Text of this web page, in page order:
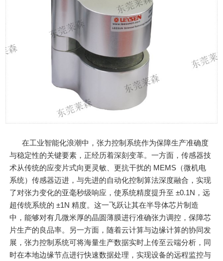
在工业智能化浪潮中，张力控制系统作为保障生产准确度
与稳定性的关键要素，正经历着深刻变革。一方面，传感器技
术从传统的应变片式向更灵敏、更抗干扰的 MEMS（微机电
系统）传感器迈进，与先进的自动化控制算法深度融合，实现
了对张力变化的亚毫秒级响应，使系统精度提升至 ±0.1N，远
超传统系统的 ±1N 精度。这一飞跃让其在半导体芯片制造
中，能够对有几微米厚的晶圆薄膜进行准确张力调控，保障芯
片生产的良品率。另一方面，随着云计算与边缘计算的协同发
展，张力控制系统可将海量生产数据实时上传至云端分析，同
时在本地边缘节点进行快速数据处理，实现设备的远程监控与